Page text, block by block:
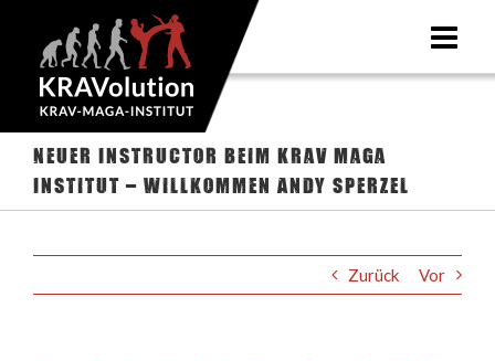
springen
Neuer Instructor beim Krav Maga
Institut – Willkommen Andy Sperzel
Zurück Vor